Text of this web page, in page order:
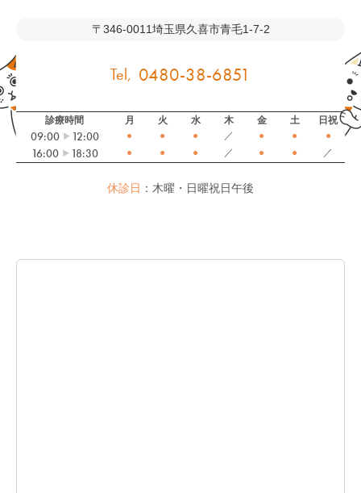
〒346-0011埼玉県久喜市青毛1-7-2
0480-38-6851
診療時間 月 火 水 木 金 土 日祝
09:00 12:00 ● ● ● ／ ● ● ●
16:00 18:30 ● ● ● ／ ● ● ／
休診日 ：木曜・日曜祝日午後